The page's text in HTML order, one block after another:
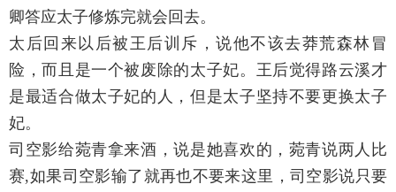
卿答应太子修炼完就会回去。
太后回来以后被王后训斥，说他不该去莽荒森林冒
险，而且是一个被废除的太子妃。王后觉得路云溪才
是最适合做太子妃的人，但是太子坚持不要更换太子
妃。
司空影给菀青拿来酒，说是她喜欢的，菀青说两人比
赛,如果司空影输了就再也不要来这里，司空影说只要